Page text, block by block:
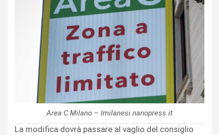
Area C Milano – Imilanesi.nanopress.it
La modifica dovrà passare al vaglio del consiglio